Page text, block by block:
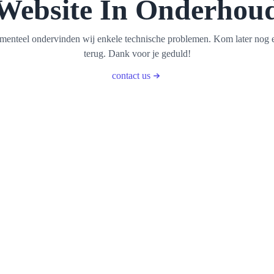
In
ondervinden wij enkele technische problemen. Kom later nog
terug. Dank voor je geduld!
contact us